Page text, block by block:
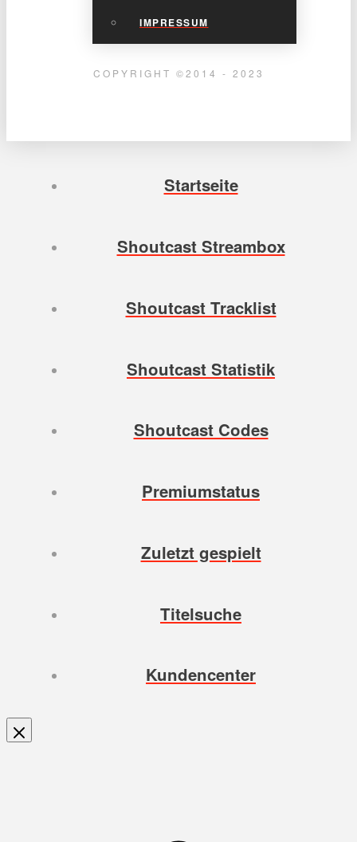
IMPRESSUM
COPYRIGHT ©2014 - 2023
Startseite
Shoutcast Streambox
Shoutcast Tracklist
Shoutcast Statistik
Shoutcast Codes
Premiumstatus
Zuletzt gespielt
Titelsuche
Kundencenter